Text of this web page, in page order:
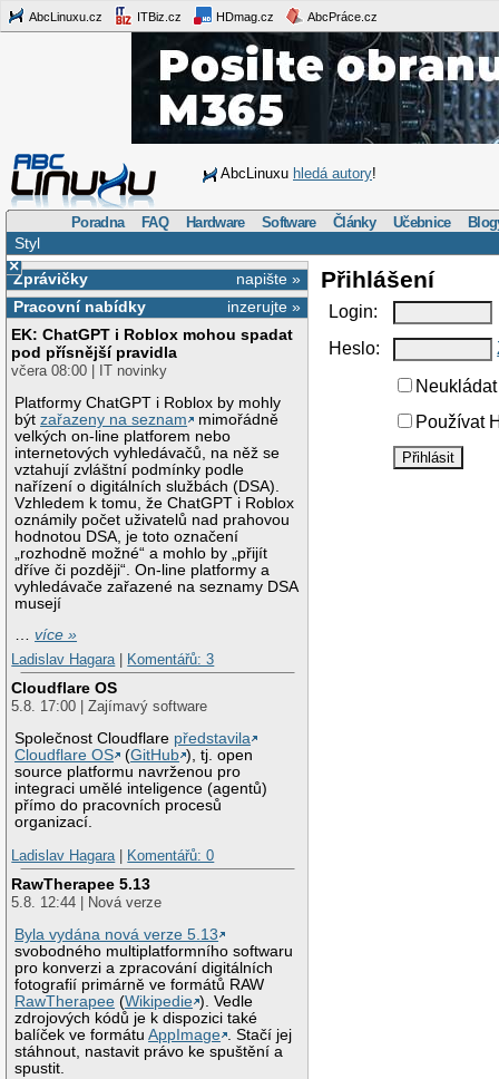
AbcLinuxu.cz ITBiz.cz HDmag.cz AbcPráce.cz
AbcLinuxu hledá autory!
Poradna FAQ Hardware Software Články Učebnice
Styl
×
napište »
Zprávičky
inzerujte »
Pracovní nabídky
EK: ChatGPT i Roblox mohou spadat
pod přísnější pravidla
včera 08:00 | IT novinky
Platformy ChatGPT i Roblox by mohly
býtzařazeny na seznam
mimořádně
velkých on-line platforem nebo
internetových vyhledávačů, na něž se
vztahují zvláštní podmínky podle
nařízení o digitálních službách (DSA).
Vzhledem k tomu, že ChatGPT i Roblox
oznámily počet uživatelů nad prahovou
hodnotou DSA, je toto označení
„rozhodně možné“ a mohlo by „přijít
dříve či později“. On-line platformy a
vyhledávače zařazené na seznamy DSA
musejí
…více »
Ladislav Hagara
Komentářů: 3
Cloudflare OS
5.8. 17:00 | Zajímavý software
Společnost Cloudflare představila
Cloudflare OS
(GitHub ), tj. open
source platformu navrženou pro
integraci umělé inteligence (agentů)
přímo do pracovních procesů
organizací.
Ladislav Hagara
Komentářů: 0
RawTherapee 5.13
5.8. 12:44 | Nová verze
Byla vydána nová verze 5.13
svobodného multiplatformního softwaru
pro konverzi a zpracování digitálních
fotografií primárně ve formátů RAW
RawTherapee (Wikipedie ). Vedle
zdrojových kódů je k dispozici také
balíček ve formátuAppImage . Stačí jej
stáhnout, nastavit právo ke spuštění a
spustit.
Přihlášení
Login:
Heslo:
Používat